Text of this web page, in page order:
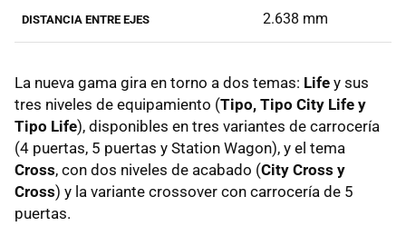
DISTANCIA ENTRE EJES 2.638 mm
La nueva gama gira en torno a dos temas: Life y sus
tres niveles de equipamiento (Tipo, Tipo City Life y
Tipo Life), disponibles en tres variantes de carrocería
(4 puertas, 5 puertas y Station Wagon), y el tema
Cross, con dos niveles de acabado (City Cross y
Cross) y la variante crossover con carrocería de 5
puertas.